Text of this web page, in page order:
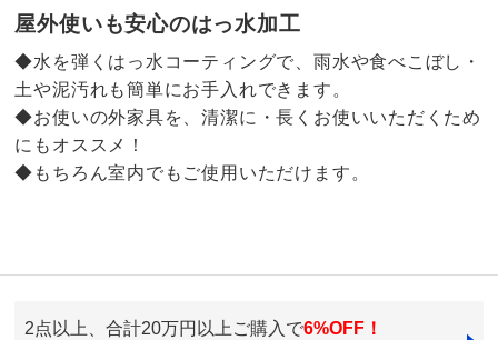
屋外使いも安心のはっ水加工
◆水を弾くはっ水コーティングで、雨水や食べこぼし・
土や泥汚れも簡単にお手入れできます。
◆お使いの外家具を、清潔に・長くお使いいただくため
にもオススメ！
◆もちろん室内でもご使用いただけます。
2点以上、合計20万円以上ご購入で6%OFF！